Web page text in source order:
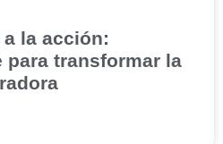
la acción:
para transformar la